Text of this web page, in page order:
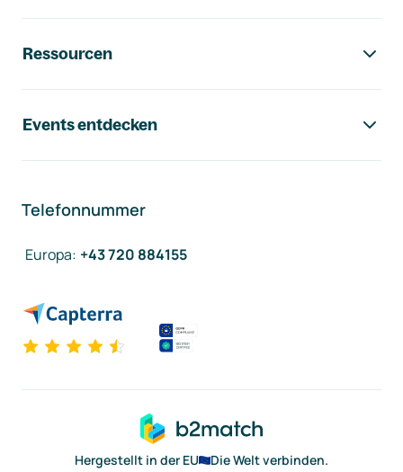
Ressourcen
Events entdecken
Telefonnummer
Europa: +43 720 884155
Hergestellt in der EU
Die Welt verbinden.